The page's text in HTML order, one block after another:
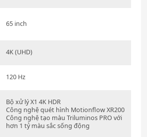
65 inch
4K (UHD)
120 Hz
Bộ xử lý X1 4K HDR
Công nghệ quét hình Motionflow XR200
Công nghệ tạo màu Triluminos PRO với
hơn 1 tỷ màu sắc sống động